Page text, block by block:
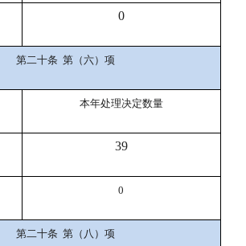
0
第二十条 第（六）项
本年处理决定数量
39
0
第二十条 第（八）项